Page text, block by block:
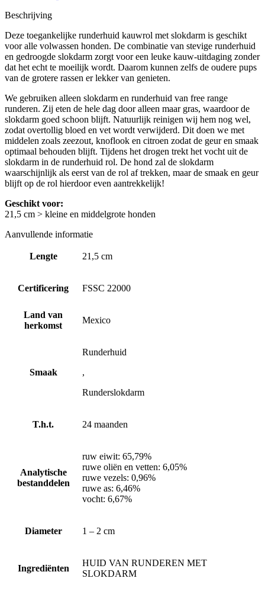
Beschrijving
Deze toegankelijke runderhuid kauwrol met slokdarm is geschikt
voor alle volwassen honden. De combinatie van stevige runderhuid
en gedroogde slokdarm zorgt voor een leuke kauw-uitdaging zonder
dat het echt te moeilijk wordt. Daarom kunnen zelfs de oudere pups
van de grotere rassen er lekker van genieten.
We gebruiken alleen slokdarm en runderhuid van free range
runderen. Zij eten de hele dag door alleen maar gras, waardoor de
slokdarm goed schoon blijft. Natuurlijk reinigen wij hem nog wel,
zodat overtollig bloed en vet wordt verwijderd. Dit doen we met
middelen zoals zeezout, knoflook en citroen zodat de geur en smaak
optimaal behouden blijft. Tijdens het drogen trekt het vocht uit de
slokdarm in de runderhuid rol. De hond zal de slokdarm
waarschijnlijk als eerst van de rol af trekken, maar de smaak en geur
blijft op de rol hierdoor even aantrekkelijk!
Geschikt voor:
21,5 cm > kleine en middelgrote honden
Aanvullende informatie
Lengte 21,5 cm
Certificering FSSC 22000
Land van
herkomst
Mexico
Smaak
Runderhuid
,
Runderslokdarm
T.h.t. 24 maanden
Analytische
bestanddelen
ruw eiwit: 65,79%
ruwe oliën en vetten: 6,05%
ruwe vezels: 0,96%
ruwe as: 6,46%
vocht: 6,67%
Diameter 1 – 2 cm
Ingrediënten
HUID VAN RUNDEREN MET
SLOKDARM